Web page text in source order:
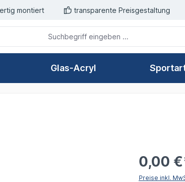
montiert transparente Preisgestaltung
Glas-Acryl
0,00
Preise inkl.